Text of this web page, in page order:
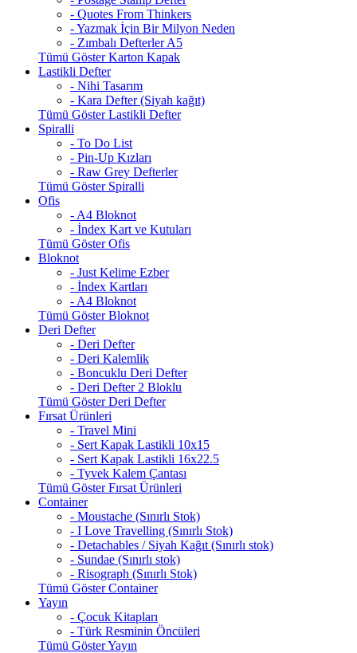
- Quotes From Thinkers
- Yazmak İçin Bir Milyon Neden
- Zımbalı Defterler A5
Tümü Göster Karton Kapak
Lastikli Defter
- Nihi Tasarım
- Kara Defter (Siyah kağıt)
Tümü Göster Lastikli Defter
Spiralli
- To Do List
- Pin-Up Kızları
- Raw Grey Defterler
Tümü Göster Spiralli
Ofis
- A4 Bloknot
- İndex Kart ve Kutuları
Tümü Göster Ofis
Bloknot
- Just Kelime Ezber
- İndex Kartları
- A4 Bloknot
Tümü Göster Bloknot
Deri Defter
- Deri Defter
- Deri Kalemlik
- Boncuklu Deri Defter
- Deri Defter 2 Bloklu
Tümü Göster Deri Defter
Fırsat Ürünleri
- Travel Mini
- Sert Kapak Lastikli 10x15
- Sert Kapak Lastikli 16x22.5
- Tyvek Kalem Çantası
Tümü Göster Fırsat Ürünleri
Container
- Moustache (Sınırlı Stok)
- I Love Travelling (Sınırlı Stok)
- Detachables / Siyah Kağıt (Sınırlı stok)
- Sundae (Sınırlı stok)
- Risograph (Sınırlı Stok)
Tümü Göster Container
Yayın
- Çocuk Kitapları
- Türk Resminin Öncüleri
Tümü Göster Yayın